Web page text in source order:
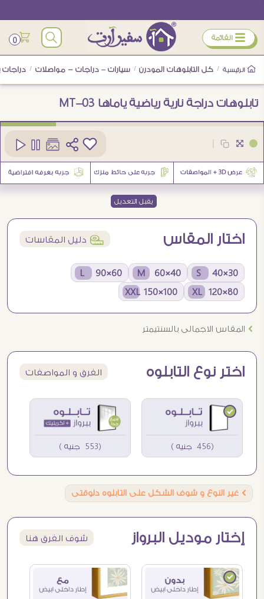
ÿ القائمة 0
الرئيسية / كل التابلوهات المودرن / سيارات – دراجات - مواصلات /
تابلوهات دراجة نارية رياضية ياماها MT-03
يقبل التعديل
اختار المقاس í دليل المقاسات
30×40 S
40×60 M
60×90 L
80×120 XL
100×150 XXL
Ö المقاس الاجمالى بالسنتيمتر
اختر نوع التابلوه الفرق و المواصفات
(456 جنيه ) (553 جنيه )
Ö غير النوع و شوف الشكل على التابلوه دلوقتى
إختار موديل البرواز شوف الفرق هنا